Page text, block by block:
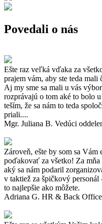
Povedali o nás
Ešte raz veľká vďaka za
prajem vám, aby ste teda
Aj my sme sa mali u vás
rozprávajú o tom aké to bolo
teším, že sa nám to teda
priali....
Mgr. Juliana B. Vedúci
Zároveň, ešte by som sa
poďakovať za všetko! Za
aký sa nám podaril
v taktiež za špičkový
to najlepšie ako môžete.
Adriana G. HR & Back